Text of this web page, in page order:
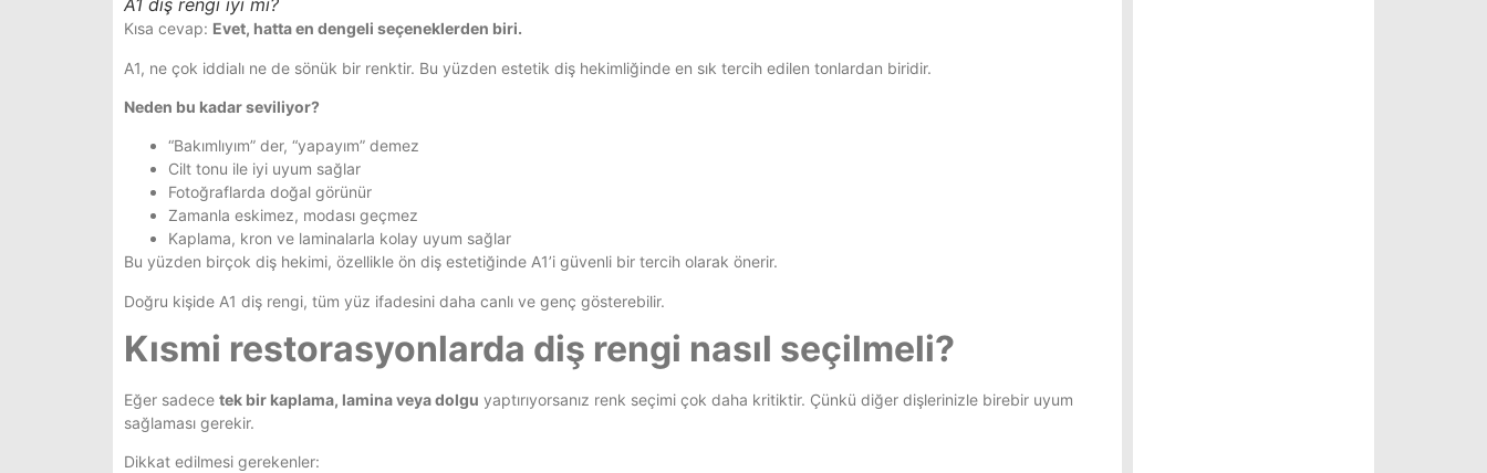
A1 diş rengi iyi mi?
Kısa cevap: Evet, hatta en dengeli seçeneklerden biri.
A1, ne çok iddialı ne de sönük bir renktir. Bu yüzden estetik diş hekimliğinde en sık tercih edilen tonlardan biridir.
Neden bu kadar seviliyor?
“Bakımlıyım” der, “yapayım” demez
Cilt tonu ile iyi uyum sağlar
Fotoğraflarda doğal görünür
Zamanla eskimez, modası geçmez
Kaplama, kron ve laminalarla kolay uyum sağlar
Bu yüzden birçok diş hekimi, özellikle ön diş estetiğinde A1’i güvenli bir tercih olarak önerir.
Doğru kişide A1 diş rengi, tüm yüz ifadesini daha canlı ve genç gösterebilir.
Kısmi restorasyonlarda diş rengi nasıl seçilmeli?
Eğer sadece tek bir kaplama, lamina veya dolgu yaptırıyorsanız renk seçimi çok daha kritiktir. Çünkü diğer dişlerinizle birebir uyum
sağlaması gerekir.
Dikkat edilmesi gerekenler: